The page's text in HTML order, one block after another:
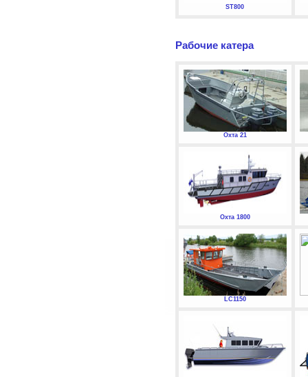
ST800
Рабочие катера
Охта 21
Охта 1800
LC1150